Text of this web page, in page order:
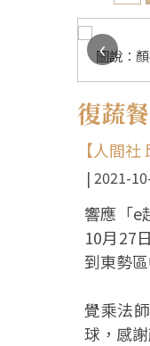
圖說：
‹
復蔬
【人間社
2021-
響應「e
10月27
到東勢
覺乘法
球，感